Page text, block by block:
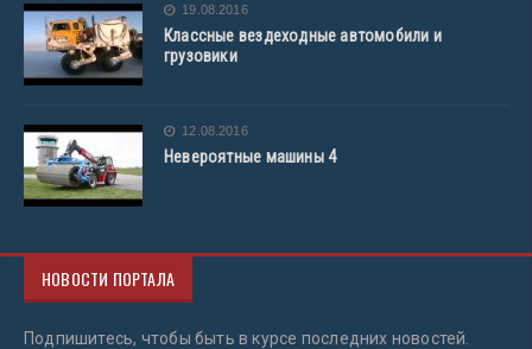
19.08.2016
Классные вездеходные автомобили и
грузовики
12.08.2016
Невероятные машины 4
НОВОСТИ ПОРТАЛА
Подпишитесь, чтобы быть в курсе последних новостей.